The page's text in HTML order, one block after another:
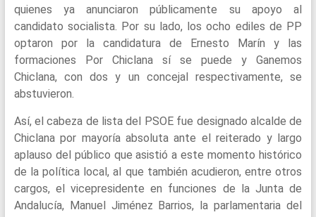
quienes ya anunciaron públicamente su apoyo al
candidato socialista. Por su lado, los ocho ediles de PP
optaron por la candidatura de Ernesto Marín y las
formaciones Por Chiclana sí se puede y Ganemos
Chiclana, con dos y un concejal respectivamente, se
abstuvieron.
Así, el cabeza de lista del PSOE fue designado alcalde de
Chiclana por mayoría absoluta ante el reiterado y largo
aplauso del público que asistió a este momento histórico
de la política local, al que también acudieron, entre otros
cargos, el vicepresidente en funciones de la Junta de
Andalucía, Manuel Jiménez Barrios, la parlamentaria del